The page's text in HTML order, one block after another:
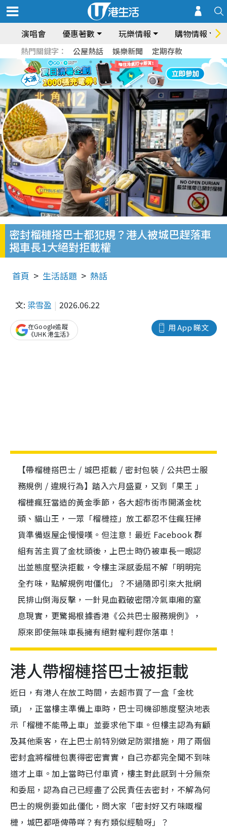
演唱會 優惠著數 玩樂情報 購物情報
熱門關鍵字： 公屋熱話 娛樂新聞 定期存款
密封榴槤搭巴士都犯規？港人被城巴趕落車
揭車長1大絕對拒載權
首頁 生活話題 熱話
文: 梁雪盈 2026.06.22
用 App 睇文
在Google追蹤
《UHK 港生活》
【帶榴槤搭巴士 / 城巴拒載 / 密封包裝 / 公共巴士服
務規例 / 違規行為】踏入六月盛夏，又到「果王 」
榴槤瘋狂當造的黃金季節，各大超市街市開滿金枕
頭、貓山王，一眾「榴槤控」放工都忍不住瘋狂掃
貨準備返屋企慢慢嘆。但注意！最近 Facebook 群
組有苦主買了金枕頭後，上巴士時仍被車長一眼認
出並態度堅決拒載，令樓主深感委屈不解「明明完
全冇味，點解規例咁僵化」？不過隨即引來大批網
民排山倒海反擊，一針見血戳破密閉冷氣車廂的窒
息現實，更驚揭根據香港《公共巴士服務規例》，
原來即使無味車長擁有絕對權利趕你落車！
港人帶榴槤搭巴士被拒載
近日，有港人在放工時間，去超市買了一盒「金枕
頭」，正當樓主準備上車時，巴士司機卻態度堅決地表
示「榴槤不能帶上車」並要求他下車。但樓主認為有顧
及其他乘客，在上巴士前特別做足防禦措施，用了兩個
密封盒將榴槤包裹得密密實實，自己亦都完全聞不到味
道才上車。加上當時已付車資，樓主對此感到十分無奈
和委屈，認為自己已經盡了公民責任去密封，不解為何
巴士的規例要如此僵化，問大家「密封好又冇味嘅榴
槤，城巴都唔俾帶咩？有冇類似經驗呀」？